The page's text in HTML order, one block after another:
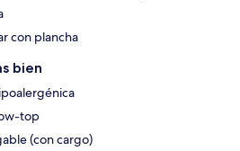
con plancha
bien
top
(con cargo)